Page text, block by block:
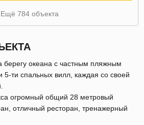
Ещё 784 объекта
берегу океана с частным пляжным
5-ти спальных вилл, каждая со своей
огромный общий 28 метровый
отличный ресторан, тренажерный